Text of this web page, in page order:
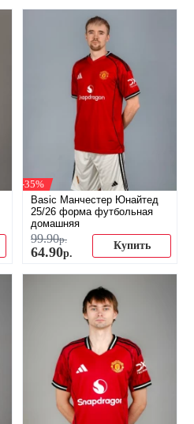
-35%
Basic Манчестер Юнайтед
25/26 форма футбольная
домашняя
99.90р.
64.90р.
Купить